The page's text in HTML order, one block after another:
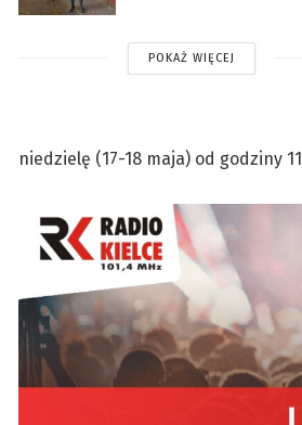
POKAŻ WIĘCEJ
niedzielę (17-18 maja) od godziny